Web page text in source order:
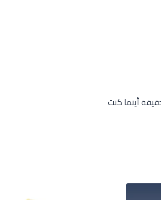
أينما كنت